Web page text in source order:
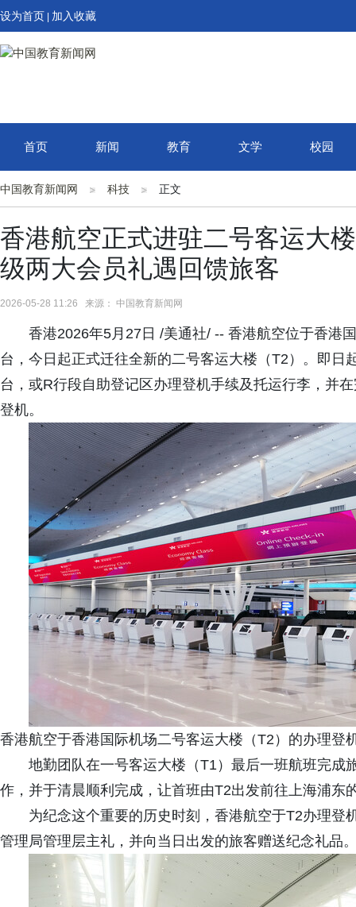
设为首页 加入收藏
首页 新闻 教育 文学 校园
中国教育新闻网 科技 正文
香港航空正式进驻二号客运大
级两大会员礼遇回馈旅客
2026-05-28 11:26 来源： 中国教育新闻网
香港2026年5月27日 /美通社/ -- 香港航空位于香港
台，今日起正式迁往全新的二号客运大楼（T2）。即日
台，或R行段自助登记区办理登机手续及托运行李，并
登机。
香港航空于香港国际机场二号客运大楼（T2）的办理登
地勤团队在一号客运大楼（T1）最后一班航班完成
作，并于清晨顺利完成，让首班由T2出发前往上海浦东
为纪念这个重要的历史时刻，香港航空于T2办理
管理局管理层主礼，并向当日出发的旅客赠送纪念礼品